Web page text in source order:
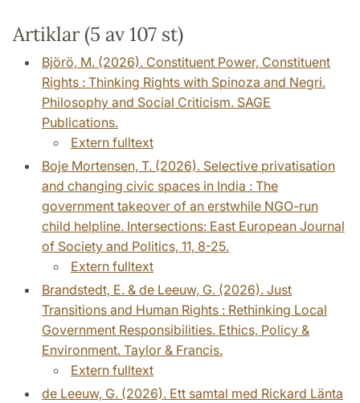
Artiklar (5 av 107 st)
Björö, M. (2026). Constituent Power, Constituent
Rights : Thinking Rights with Spinoza and Negri.
Philosophy and Social Criticism. SAGE
Publications.
Extern fulltext
Boje Mortensen, T. (2026). Selective privatisation
and changing civic spaces in India : The
government takeover of an erstwhile NGO-run
child helpline. Intersections: East European Journal
of Society and Politics, 11, 8-25.
Extern fulltext
Brandstedt, E. & de Leeuw, G. (2026). Just
Transitions and Human Rights : Rethinking Local
Government Responsibilities. Ethics, Policy &
Environment. Taylor & Francis.
Extern fulltext
de Leeuw, G. (2026). Ett samtal med Rickard Länta